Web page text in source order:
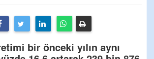
bir önceki yılın aynı